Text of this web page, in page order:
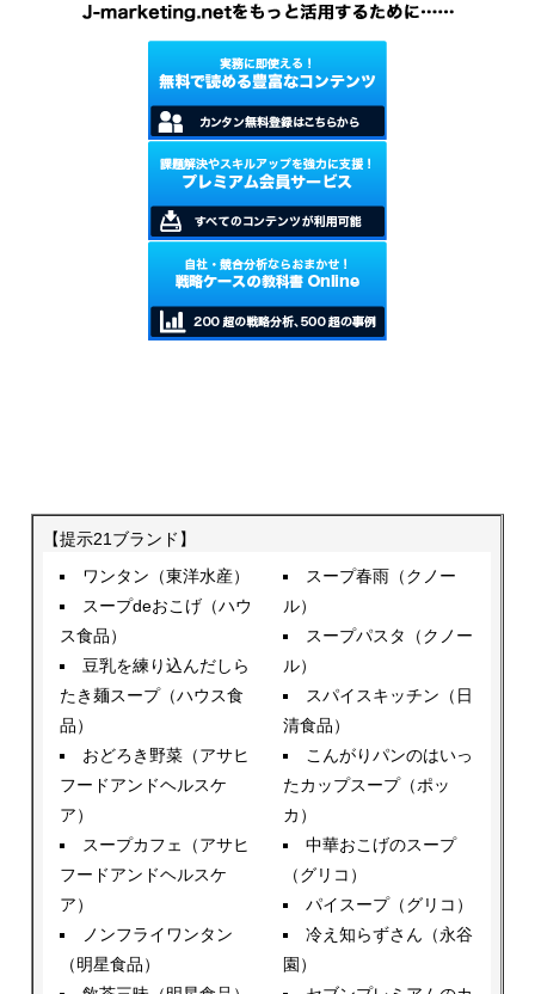
【提示21ブランド】
ワンタン（東洋水産）
スープdeおこげ（ハウ
ス食品）
豆乳を練り込んだしら
たき麺スープ（ハウス食
品）
おどろき野菜（アサヒ
フードアンドヘルスケ
ア）
スープカフェ（アサヒ
フードアンドヘルスケ
ア）
ノンフライワンタン
（明星食品）
スープ春雨（クノー
ル）
スープパスタ（クノー
ル）
スパイスキッチン（日
清食品）
こんがりパンのはいっ
たカップスープ（ポッ
カ）
中華おこげのスープ
（グリコ）
パイスープ（グリコ）
冷え知らずさん（永谷
園）